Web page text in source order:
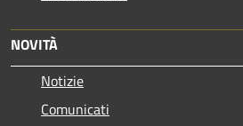
NOVITÀ
Notizie
Comunicati